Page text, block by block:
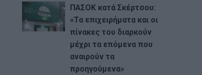
ΠΑΣΟΚ κατά Σκέρτσου:
«Τα επιχειρήματα και οι
πίνακες του διαρκούν
μέχρι τα επόμενα που
αναιρούν τα
προηγούμενα»